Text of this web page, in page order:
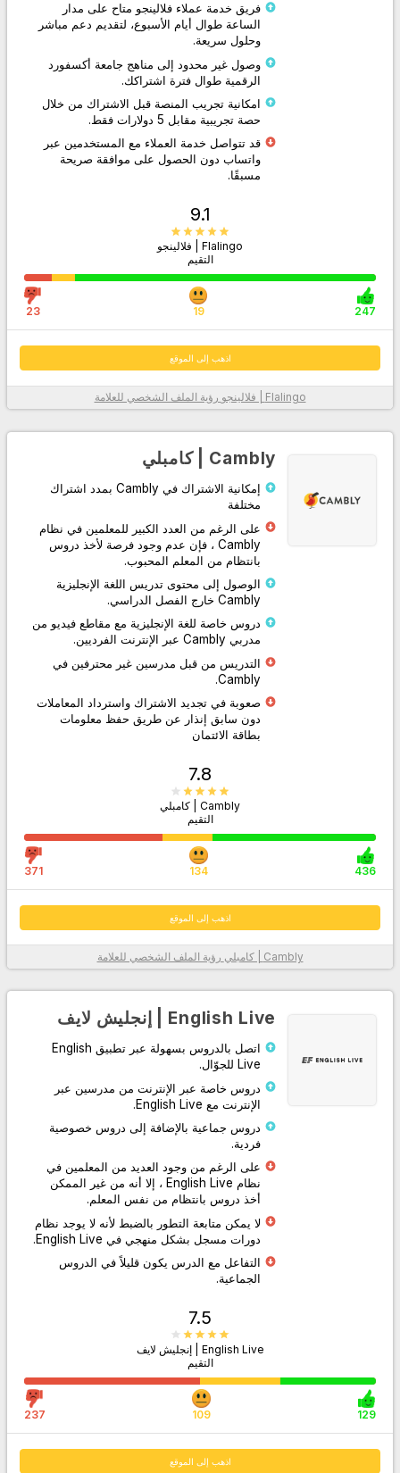
فريق خدمة عملاء فلالينجو متاح على مدار
الساعة طوال أيام الأسبوع، لتقديم دعم مباشر
وحلول سريعة.
وصول غير محدود إلى مناهج جامعة أكسفورد
الرقمية طوال فترة اشتراكك.
امكانية تجريب المنصة قبل الاشتراك من خلال
حصة تجريبية مقابل 5 دولارات فقط.
قد تتواصل خدمة العملاء مع المستخدمين عبر
واتساب دون الحصول على موافقة صريحة
مسبقًا.
9.1
Flalingo | فلالينجو
التقيم
247
19
23
اذهب إلى الموقع
بفضل خوارزمية Flalingo | فلالينجو الذكية لاختيار المعلم، والتي تحدد الأنسب
لك من بين أكثر من 1600 مدرس لغة إنجليزية محترف، فقد قاموا بإدراج
مع نظام الدورة المصمم لك لممارسة التحدث أو تعلم اللغة الإنجليزية بشكل
منهجي، فقد زادوا من كفاءة التعلم من خلال تسهيل متابعة الدرس عليك وعلى
من خلال توفير وصول غير محدود إلى محتوى مطبعة جامعة أكسفورد، فقد
دعموا نظامهم الأساسي بمواد احترافية مكتوبة ومسموعة ومرئية داخل
بفضل خدمة العملاء الخاصة بهم، والتي توفر دعمًا على مدار الساعة طوال
أيام الأسبوع عبر الهاتف وWhatsApp ونظام الدردشة الحية، يمكنهم حل
اذهب إلى الموقع
Flalingo | فلالينجو رؤية الملف الشخصي للعلامة
Cambly | كامبلي
إمكانية الاشتراك في Cambly بمدد اشتراك
مختلفة
على الرغم من العدد الكبير للمعلمين في نظام
Cambly ، فإن عدم وجود فرصة لأخذ دروس
بانتظام من المعلم المحبوب.
الوصول إلى محتوى تدريس اللغة الإنجليزية
Cambly خارج الفصل الدراسي.
دروس خاصة للغة الإنجليزية مع مقاطع فيديو من
مدربي Cambly عبر الإنترنت الفرديين.
التدريس من قبل مدرسين غير محترفين في
Cambly.
صعوبة في تجديد الاشتراك واسترداد المعاملات
دون سابق إنذار عن طريق حفظ معلومات
بطاقة الائتمان
7.8
Cambly | كامبلي
التقيم
436
134
371
اذهب إلى الموقع
اذهب إلى الموقع
Cambly | كامبلي رؤية الملف الشخصي للعلامة
English Live | إنجليش لايف
اتصل بالدروس بسهولة عبر تطبيق English
Live للجوّال.
دروس خاصة عبر الإنترنت من مدرسين عبر
الإنترنت مع English Live.
دروس جماعية بالإضافة إلى دروس خصوصية
فردية.
على الرغم من وجود العديد من المعلمين في
نظام English Live ، إلا أنه من غير الممكن
أخذ دروس بانتظام من نفس المعلم.
لا يمكن متابعة التطور بالضبط لأنه لا يوجد نظام
دورات مسجل بشكل منهجي في English Live.
التفاعل مع الدرس يكون قليلاً في الدروس
الجماعية.
7.5
English Live | إنجليش لايف
التقيم
129
109
237
اذهب إلى الموقع